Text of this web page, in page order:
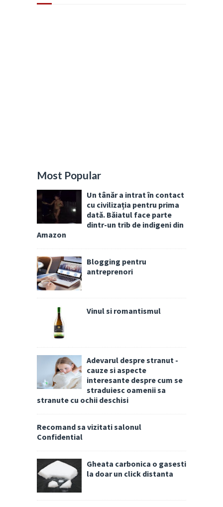
Most Popular
Un tânăr a intrat în contact
cu civilizația pentru prima
dată. Băiatul face parte
dintr-un trib de indigeni din
Amazon
Blogging pentru
antreprenori
Vinul si romantismul
Adevarul despre stranut -
cauze si aspecte
interesante despre cum se
straduiesc oamenii sa
stranute cu ochii deschisi
Recomand sa vizitati salonul
Confidential
Gheata carbonica o gasesti
la doar un click distanta